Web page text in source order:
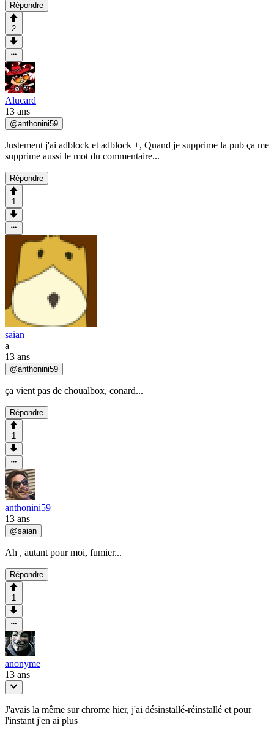
Répondre
2
Alucard
13 ans
@anthonini59
Justement j'ai adblock et adblock +, Quand je supprime la pub ça me
supprime aussi le mot du commentaire...
Répondre
1
saian
a
13 ans
@anthonini59
ça vient pas de choualbox, conard...
Répondre
1
anthonini59
13 ans
@saian
Ah , autant pour moi, fumier...
Répondre
1
anonyme
13 ans
J'avais la même sur chrome hier, j'ai désinstallé-réinstallé et pour
l'instant j'en ai plus